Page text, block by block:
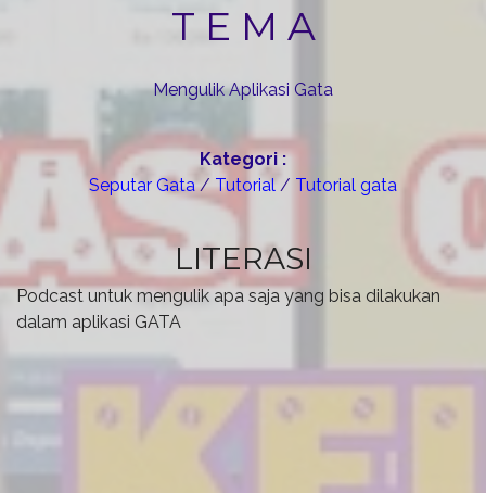
T E M A
Mengulik Aplikasi Gata
Kategori :
Seputar Gata/Tutorial/ Tutorial gata
LITERASI
Podcast untuk mengulik apa saja yang bisa dilakukan
dalam aplikasi GATA